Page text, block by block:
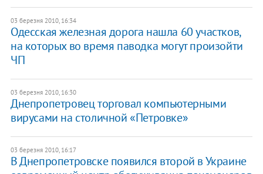
03 березня 2010, 16:34
Одесская железная дорога нашла 60 участков,
на которых во время паводка могут произойти
ЧП
03 березня 2010, 16:30
Днепропетровец торговал компьютерными
вирусами на столичной «Петровке»
03 березня 2010, 16:17
В Днепропетровске появился второй в Украине